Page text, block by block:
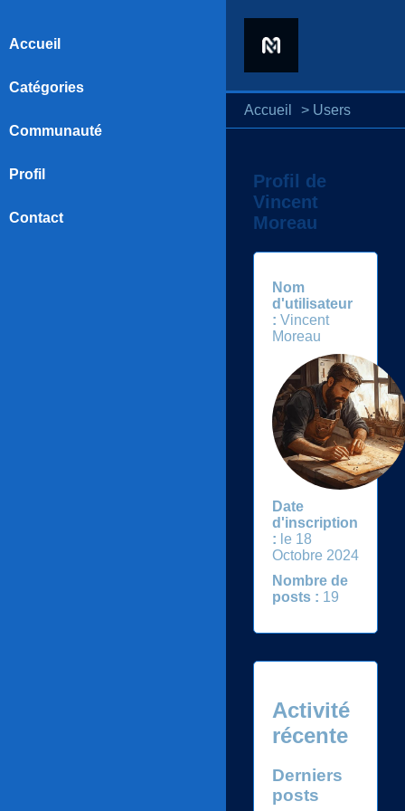
Accueil > Users
Accueil
Catégories
Communauté
Profil
Contact
Profil de
Vincent
Moreau
Nom
d'utilisateur
: Vincent
Moreau
Date
d'inscription
: le 18
Octobre 2024
Nombre de
posts : 19
Activité
récente
Derniers
posts